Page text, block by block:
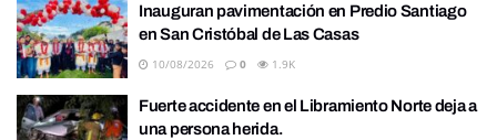
Inauguran pavimentación en Predio Santiago
en San Cristóbal de Las Casas
10/08/2026 0 1.9K
Fuerte accidente en el Libramiento Norte deja a
una persona herida.